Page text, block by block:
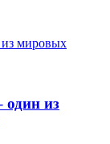
один из